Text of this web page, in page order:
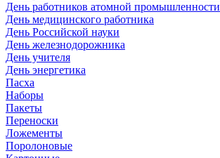
День работников атомной промышленности
День медицинского работника
День Российской науки
День железнодорожника
День учителя
День энергетика
Пасха
Наборы
Пакеты
Переноски
Ложементы
Поролоновые